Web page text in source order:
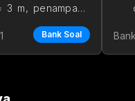
m, penampang
Bank Soal